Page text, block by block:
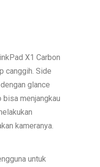
X1 Carbon
canggih. Side
glance
menjangkau
kameranya.
untuk